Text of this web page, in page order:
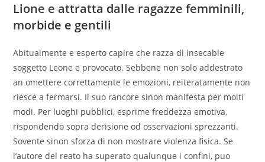
Lione e attratta dalle ragazze femminili,
morbide e gentili
Abitualmente e esperto capire che razza di insecable
soggetto Leone e provocato. Sebbene non solo addestrato
an omettere correttamente le emozioni, reiteratamente non
riesce a fermarsi. Il suo rancore sinon manifesta per molti
modi. Per luoghi pubblici, esprime freddezza emotiva,
rispondendo sopra derisione od osservazioni sprezzanti.
Sovente sinon sforza di non mostrare violenza fisica. Se
l’autore del reato ha superato qualunque i confini, puo